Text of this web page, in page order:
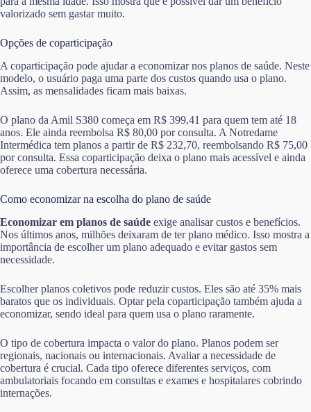
valorizado sem gastar muito.
Opções de coparticipação
A coparticipação pode ajudar a economizar nos planos de saúde. Neste
modelo, o usuário paga uma parte dos custos quando usa o plano.
Assim, as mensalidades ficam mais baixas.
O plano da Amil S380 começa em R$ 399,41 para quem tem até 18
anos. Ele ainda reembolsa R$ 80,00 por consulta. A Notredame
Intermédica tem planos a partir de R$ 232,70, reembolsando R$ 75,00
por consulta. Essa coparticipação deixa o plano mais acessível e ainda
oferece uma cobertura necessária.
Como economizar na escolha do plano de saúde
Economizar em planos de saúde exige analisar custos e benefícios.
Nos últimos anos, milhões deixaram de ter plano médico. Isso mostra a
importância de escolher um plano adequado e evitar gastos sem
necessidade.
Escolher planos coletivos pode reduzir custos. Eles são até 35% mais
baratos que os individuais. Optar pela coparticipação também ajuda a
economizar, sendo ideal para quem usa o plano raramente.
O tipo de cobertura impacta o valor do plano. Planos podem ser
regionais, nacionais ou internacionais. Avaliar a necessidade de
cobertura é crucial. Cada tipo oferece diferentes serviços, com
ambulatoriais focando em consultas e exames e hospitalares cobrindo
internações.